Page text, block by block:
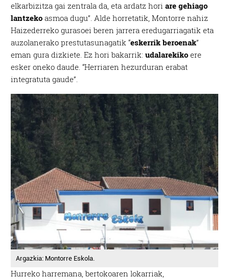
elkarbizitza gai zentrala da, eta ardatz horiare gehiago
lantzeko asmoa dugu”. Alde horretatik, Montorre nahiz
Haizederreko gurasoei beren jarrera eredugarriagatik eta
auzolanerako prestutasunagatik “eskerrik beroenak”
eman gura dizkiete. Ez hori bakarrik:udalarekiko ere
esker oneko daude. “Herriaren hezurduran erabat
integratuta gaude”.
Argazkia: Montorre Eskola.
Hurreko harremana, bertokoaren lokarriak,